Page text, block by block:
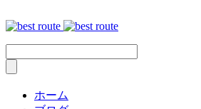
ホーム